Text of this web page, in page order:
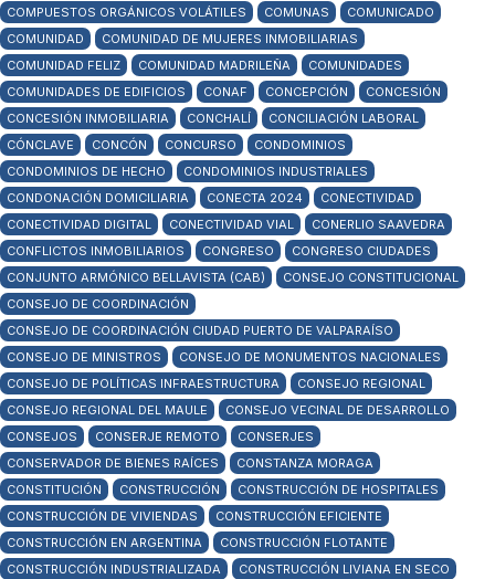
COMPUESTOS ORGÁNICOS VOLÁTILES
COMUNAS
COMUNICADO
COMUNIDAD
COMUNIDAD DE MUJERES INMOBILIARIAS
COMUNIDAD FELIZ
COMUNIDAD MADRILEÑA
COMUNIDADES
COMUNIDADES DE EDIFICIOS
CONAF CONCEPCIÓN
CONCESIÓN
CONCESIÓN INMOBILIARIA
CONCHALÍ
CONCILIACIÓN LABORAL
CÓNCLAVE
CONCÓN CONCURSO
CONDOMINIOS
CONDOMINIOS DE HECHO
CONDOMINIOS INDUSTRIALES
CONDONACIÓN DOMICILIARIA
CONECTA 2024
CONECTIVIDAD
CONECTIVIDAD DIGITAL
CONECTIVIDAD VIAL
CONERLIO SAAVEDRA
CONFLICTOS INMOBILIARIOS
CONGRESO
CONGRESO CIUDADES
CONJUNTO ARMÓNICO BELLAVISTA (CAB)
CONSEJO CONSTITUCIONAL
CONSEJO DE COORDINACIÓN
CONSEJO DE COORDINACIÓN CIUDAD PUERTO DE VALPARAÍSO
CONSEJO DE MINISTROS
CONSEJO DE MONUMENTOS NACIONALES
CONSEJO DE POLÍTICAS INFRAESTRUCTURA
CONSEJO REGIONAL
CONSEJO REGIONAL DEL MAULE
CONSEJO VECINAL DE DESARROLLO
CONSEJOS
CONSERJE REMOTO
CONSERJES
CONSERVADOR DE BIENES RAÍCES
CONSTANZA MORAGA
CONSTITUCIÓN
CONSTRUCCIÓN
CONSTRUCCIÓN DE HOSPITALES
CONSTRUCCIÓN DE VIVIENDAS
CONSTRUCCIÓN EFICIENTE
CONSTRUCCIÓN EN ARGENTINA
CONSTRUCCIÓN FLOTANTE
CONSTRUCCIÓN INDUSTRIALIZADA
CONSTRUCCIÓN LIVIANA EN SECO